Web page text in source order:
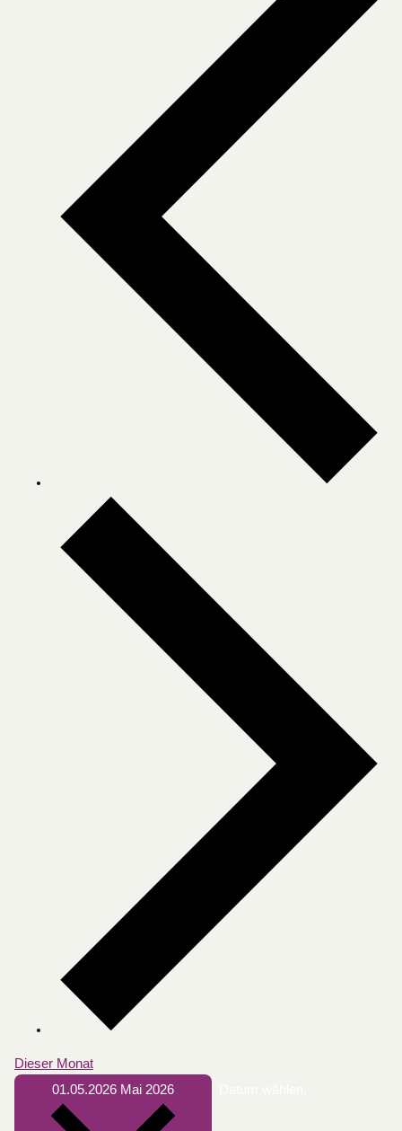
Dieser Monat
01.05.2026 Mai 2026